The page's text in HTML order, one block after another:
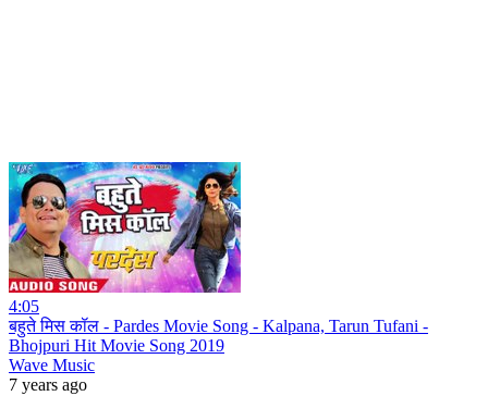
4:05
बहुते मिस कॉल - Pardes Movie Song - Kalpana, Tarun Tufani -
Bhojpuri Hit Movie Song 2019
Wave Music
7 years ago